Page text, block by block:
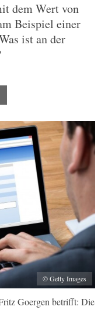
dem Wert von
Beispiel einer
ist an der
© Getty Images
Goergen betrifft: Die